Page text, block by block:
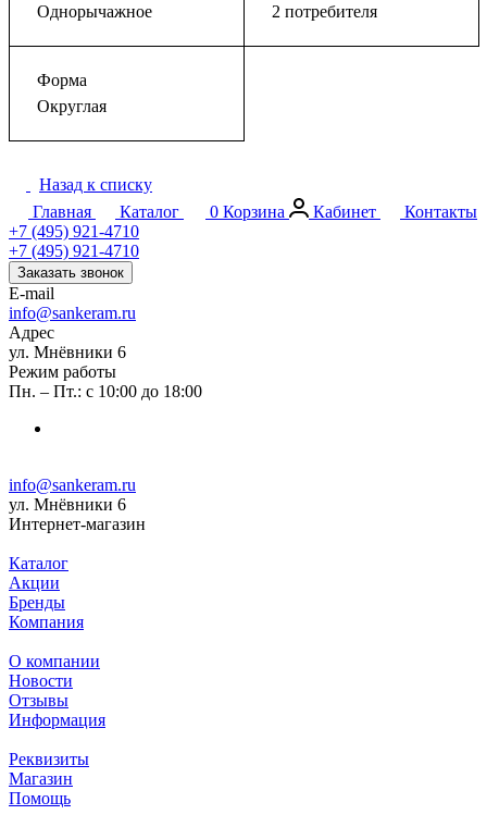
Однорычажное
2 потребителя
Форма
Округлая
Назад к списку
Главная
Каталог 0 Корзина Кабинет
Контакты
+7 (495) 921-4710
+7 (495) 921-4710
Заказать звонок
E-mail
info@sankeram.ru
Адрес
ул. Мнёвники 6
Режим работы
Пн. – Пт.: с 10:00 до 18:00
info@sankeram.ru
ул. Мнёвники 6
Интернет-магазин
Каталог
Акции
Бренды
Компания
О компании
Новости
Отзывы
Информация
Реквизиты
Магазин
Помощь